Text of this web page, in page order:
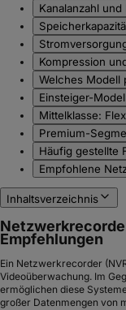
Kanalanzahl und
Kompression
Welches Modell
Einsteiger-
Mittelklasse:
Premium-
Häufig gestellte
Empfohlene
Inhaltsverzeichnis
Empfehlungen
Ein Netzwerkrecorder
Videoüberwachung. Im
ermöglichen diese
großer Datenmengen von